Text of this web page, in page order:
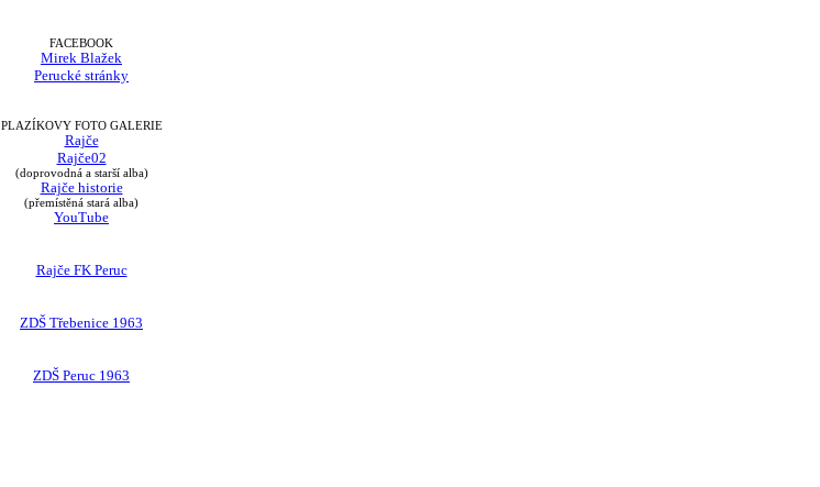
FACEBOOK
Mirek Blažek
Perucké stránky
PLAZÍKOVY FOTO GALERIE
Rajče
Rajče02
(doprovodná a starší alba)
Rajče historie
(přemístěná stará alba)
YouTube
Rajče FK Peruc
ZDŠ Třebenice 1963
ZDŠ Peruc 1963